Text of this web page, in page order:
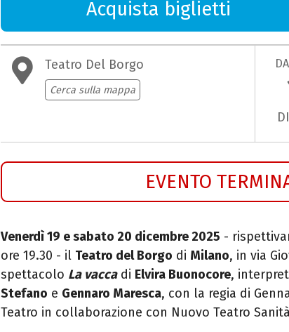
Acquista biglietti
Teatro Del Borgo
Cerca sulla mappa
EVENTO
Venerdì 19 e sabato 20 dicembre 2025 -
ore 19.30 - il Teatro del Borgo di Milano, in via
spettacolo La vaccadi Elvira Buonocore,
Stefano e Gennaro Maresca, con la regia di
Teatro in collaborazione con Nuovo Teatro